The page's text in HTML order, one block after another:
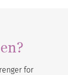
for